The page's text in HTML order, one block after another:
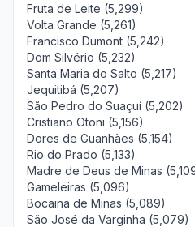
Fruta de Leite (5,299)
Volta Grande (5,261)
Francisco Dumont (5,242)
Dom Silvério (5,232)
Santa Maria do Salto (5,217)
Jequitibá (5,207)
São Pedro do Suaçuí (5,202)
Cristiano Otoni (5,156)
Dores de Guanhães (5,154)
Rio do Prado (5,133)
Madre de Deus de Minas
Gameleiras (5,096)
Bocaina de Minas (5,089)
São José da Varginha (5,079)